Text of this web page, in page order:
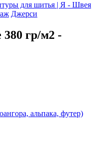
для шитья | Я - Швея
Джерси
гр/м2 -
альпака, футер)